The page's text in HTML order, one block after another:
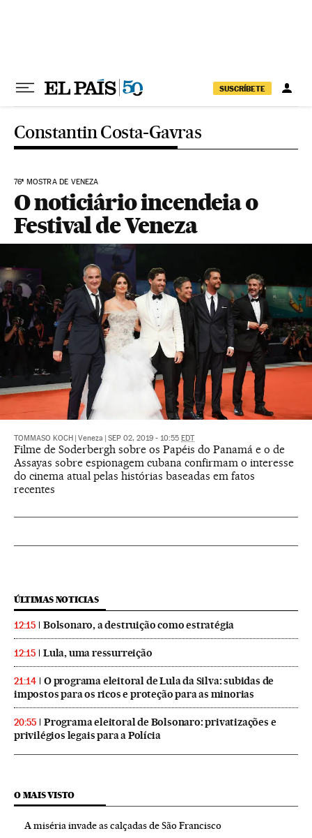
SUSCRÍBETE
Constantin Costa-Gavras
76ª MOSTRA DE VENEZA
O noticiário incendeia o
Festival de Veneza
TOMMASO KOCH Veneza SEP 02, 2019 - 10:55 EDT
Filme de Soderbergh sobre os Papéis do Panamá e o de
Assayas sobre espionagem cubana confirmam o interesse
do cinema atual pelas histórias baseadas em fatos
recentes
ÚLTIMAS NOTICIAS
12:15 Bolsonaro, a destruição como estratégia
12:15 Lula, uma ressurreição
21:14
O programa eleitoral de Lula da Silva: subidas de
impostos para os ricos e proteção para as minorias
20:55
Programa eleitoral de Bolsonaro: privatizações e
privilégios legais para a Polícia
O MAIS VISTO
A miséria invade as calçadas de São Francisco